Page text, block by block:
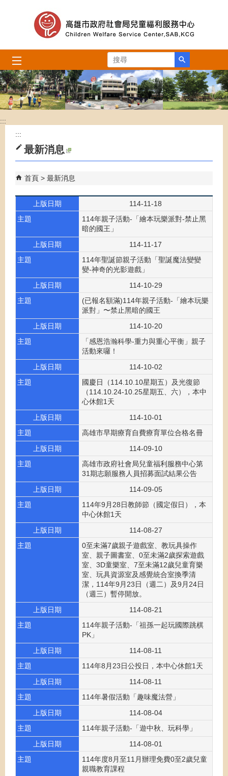
跳到主要內容區塊
搜尋
:::
:::
最新消息
首頁 最新消息
上版日期
114-11-18
主題
114年親子活動-「繪本玩樂派對-禁止黑
暗的國王」
上版日期
114-11-17
主題
114年聖誕節親子活動「聖誕魔法變變
變-神奇的光影遊戲」
上版日期
114-10-29
主題
(已報名額滿)114年親子活動-「繪本玩樂
派對」〜禁止黑暗的國王
上版日期
114-10-20
主題
「感恩浩瀚科學-重力與重心平衡」親子
活動來囉！
上版日期
114-10-02
主題
國慶日（114.10.10星期五）及光復節
（114.10.24-10.25星期五、六），本中
心休館1天
上版日期
114-10-01
主題
高雄市早期療育自費療育單位合格名冊
上版日期
114-09-10
主題
高雄市政府社會局兒童福利服務中心第
31期志願服務人員招募面試結果公告
上版日期
114-09-05
主題
114年9月28日教師節（國定假日），本
中心休館1天
上版日期
114-08-27
主題
0至未滿7歲親子遊戲室、教玩具操作
室、親子圖書室、0至未滿2歲探索遊戲
室、3D童樂室、7至未滿12歲兒童育樂
室、玩具資源室及感覺統合室換季清
潔，114年9月23日（週二）及9月24日
（週三）暫停開放。
上版日期
114-08-21
主題
114年親子活動-「祖孫一起玩國際跳棋
PK」
上版日期
114-08-11
主題
114年8月23日公投日，本中心休館1天
上版日期
114-08-11
主題
114年暑假活動「趣味魔法營」
上版日期
114-08-04
主題
114年親子活動-「遊中秋、玩科學」
上版日期
114-08-01
主題
114年度8月至11月辦理免費0至2歲兒童
親職教育課程